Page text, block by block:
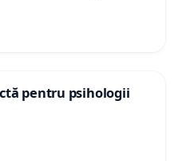
pentru psihologii